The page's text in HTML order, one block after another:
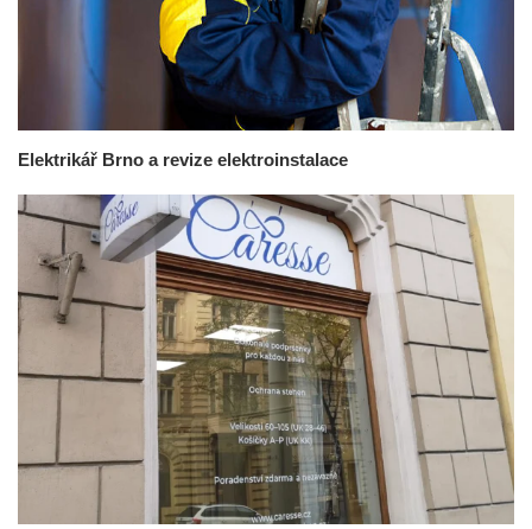
Elektrikář Brno a revize elektroinstalace